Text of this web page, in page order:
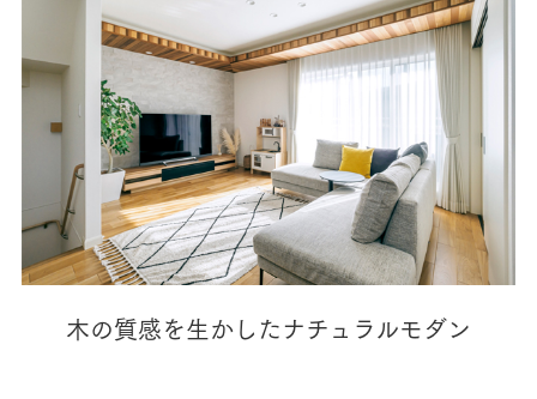
木の質感を生かしたナチュラルモダン